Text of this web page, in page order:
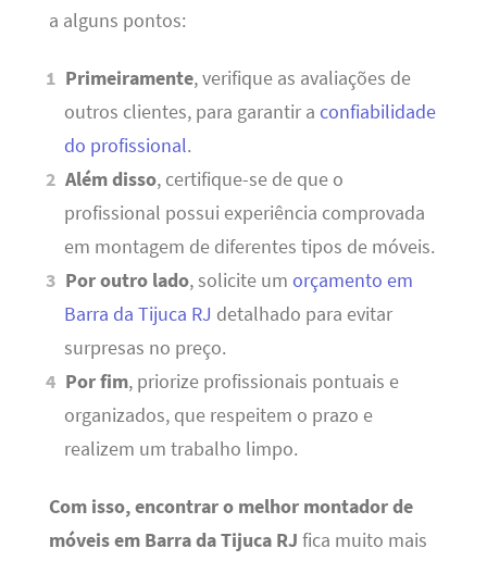
a alguns pontos:
Primeiramente, verifique as avaliações de
outros clientes, para garantir a confiabilidade
do profissional.
Além disso, certifique-se de que o
profissional possui experiência comprovada
em montagem de diferentes tipos de móveis.
Por outro lado, solicite umorçamento em
Barra da Tijuca RJ detalhado para evitar
surpresas no preço.
Por fim, priorize profissionais pontuais e
organizados, que respeitem o prazo e
realizem um trabalho limpo.
Com isso, encontrar o melhor montador de
móveis em Barra da Tijuca RJ fica muito mais